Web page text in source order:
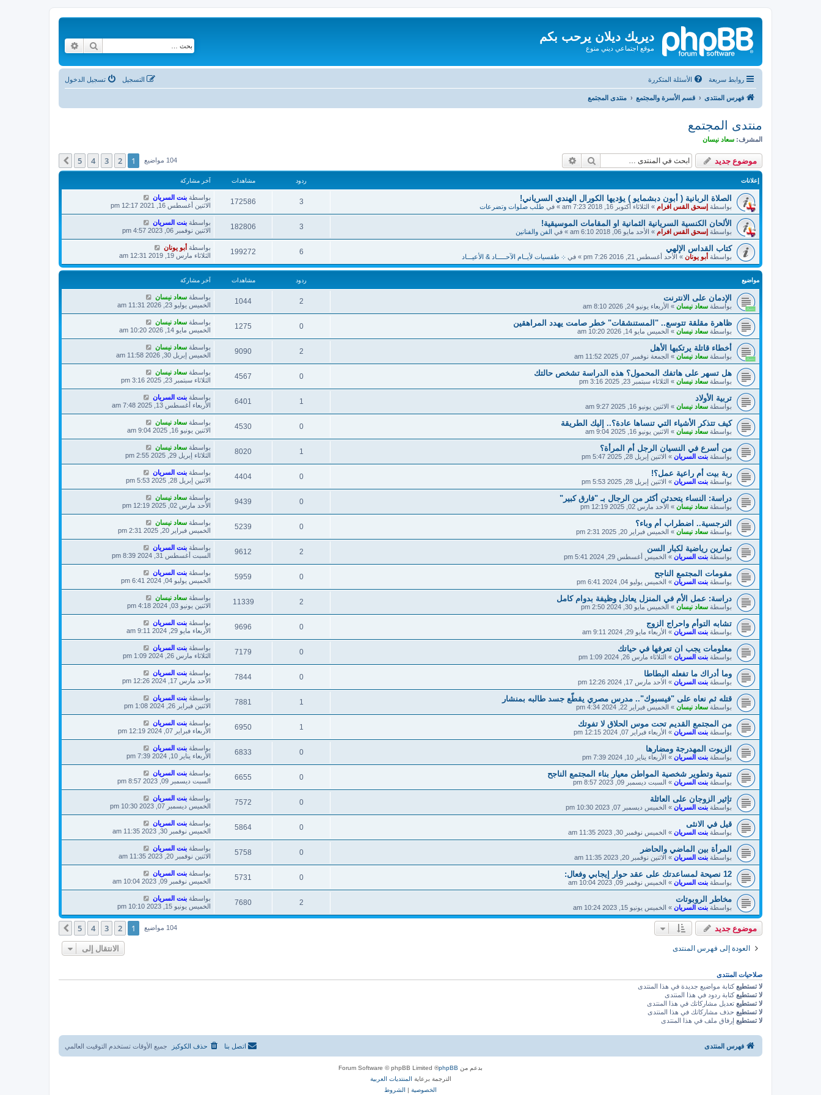
ديريك ديلان يرحب بكم
موقع اجتماعي ديني منوع بحث
روابط سريعة الأسئلة المتكررة تسجيل الدخول التسجيل
فهرس المنتدى قسم الأسرة والمجتمع منتدى المجتمع
منتدى المجتمع
المشرف: سعاد نيسان
موضوع جديد بحث 104 مواضيع 1
2
3
4
5 التالي
إعلانات ردود مشاهدات آخر مشاركة
الصلاة الربانية ( أبون دبشمايو ) يؤديها الكورال الهندي السرياني!
بواسطة إسحق القس افرام » الثلاثاء أكتوبر 16, 2018 7:23 am » في طلب صلوات وتضرعات
3
172586 بواسطة بنت السريان
الاثنين أغسطس 16, 2021 12:17 pm
الألحان الكنسية السريانية الثمانية او المقامات الموسيقية!
بواسطة إسحق القس افرام » الأحد مايو 06, 2018 6:10 am » في الفن والفنانين
3
182806 بواسطة بنت السريان
الاثنين نوفمبر 06, 2023 4:57 pm
كتاب القداس الإلهي
بواسطة أبو يونان » الأحد أغسطس 21, 2016 7:26 pm » في ܀ طقسيات لأيــام الآحـــــاد & الأعيـــاد
6
199272 بواسطة أبو يونان
الثلاثاء مارس 19, 2019 12:31 am
مواضيع ردود مشاهدات آخر مشاركة
الإدمان على الانترنت
بواسطة سعاد نيسان » الأربعاء يونيو 24, 2026 8:10 am
2
1044 بواسطة سعاد نيسان
الخميس يوليو 23, 2026 11:31 am
ظاهرة مقلقة تتوسع.. "المستنشقات" خطر صامت يهدد المراهقين
بواسطة سعاد نيسان » الخميس مايو 14, 2026 10:20 am
0
1275 بواسطة سعاد نيسان
الخميس مايو 14, 2026 10:20 am
أخطاء قاتلة يرتكبها الأهل
بواسطة سعاد نيسان » الجمعة نوفمبر 07, 2025 11:52 am
2
9090 بواسطة سعاد نيسان
الخميس إبريل 30, 2026 11:58 am
هل تسهر على هاتفك المحمول؟ هذه الدراسة تشخص حالتك
بواسطة سعاد نيسان » الثلاثاء سبتمبر 23, 2025 3:16 pm
0
4567 بواسطة سعاد نيسان
الثلاثاء سبتمبر 23, 2025 3:16 pm
تربية الأولاد
بواسطة سعاد نيسان » الاثنين يونيو 16, 2025 9:27 am
1
6401 بواسطة بنت السريان
الأربعاء أغسطس 13, 2025 7:48 am
كيف تتذكر الأشياء التي تنساها عادة؟.. إليك الطريقة
بواسطة سعاد نيسان » الاثنين يونيو 16, 2025 9:04 am
0
4530 بواسطة سعاد نيسان
الاثنين يونيو 16, 2025 9:04 am
من أسرع في النسيان الرجل أم المرأة؟
بواسطة بنت السريان » الاثنين إبريل 28, 2025 5:47 pm
1
8020 بواسطة سعاد نيسان
الثلاثاء إبريل 29, 2025 2:55 pm
ربة بيت أم راعية عمل؟!
بواسطة بنت السريان » الاثنين إبريل 28, 2025 5:53 pm
0
4404 بواسطة بنت السريان
الاثنين إبريل 28, 2025 5:53 pm
دراسة: النساء يتحدثن أكثر من الرجال بـ "فارق كبير"
بواسطة سعاد نيسان » الأحد مارس 02, 2025 12:19 pm
0
9439 بواسطة سعاد نيسان
الأحد مارس 02, 2025 12:19 pm
النرجسية.. اضطراب أم وباء؟
بواسطة سعاد نيسان » الخميس فبراير 20, 2025 2:31 pm
0
5239 بواسطة سعاد نيسان
الخميس فبراير 20, 2025 2:31 pm
تمارين رياضية لكبار السن
بواسطة بنت السريان » الخميس أغسطس 29, 2024 5:41 pm
2
9612 بواسطة بنت السريان
السبت أغسطس 31, 2024 8:39 pm
مقومات المجتمع الناجح
بواسطة بنت السريان » الخميس يوليو 04, 2024 6:41 pm
0
5959 بواسطة بنت السريان
الخميس يوليو 04, 2024 6:41 pm
دراسة: عمل الأم في المنزل يعادل وظيفة بدوام كامل
بواسطة سعاد نيسان » الخميس مايو 30, 2024 2:50 pm
2
11339 بواسطة سعاد نيسان
الاثنين يونيو 03, 2024 4:18 pm
تشابه التوأم واحراج الزوج
بواسطة بنت السريان » الأربعاء مايو 29, 2024 9:11 am
0
9696 بواسطة بنت السريان
الأربعاء مايو 29, 2024 9:11 am
معلومات يجب ان تعرفها في حياتك
بواسطة بنت السريان » الثلاثاء مارس 26, 2024 1:09 pm
0
7179 بواسطة بنت السريان
الثلاثاء مارس 26, 2024 1:09 pm
وما أدراك ما تفعله البطاطا
بواسطة بنت السريان » الأحد مارس 17, 2024 12:26 pm
0
7844 بواسطة بنت السريان
الأحد مارس 17, 2024 12:26 pm
قتله ثم نعاه على "فيسبوك".. مدرس مصري يقطّع جسد طالبه بمنشار
بواسطة سعاد نيسان » الخميس فبراير 22, 2024 4:34 pm
1
7881 بواسطة بنت السريان
الاثنين فبراير 26, 2024 1:08 pm
من المجتمع القديم تحت موس الحلاق لا تفوتك
بواسطة بنت السريان » الأربعاء فبراير 07, 2024 12:15 pm
1
6950 بواسطة بنت السريان
الأربعاء فبراير 07, 2024 12:19 pm
الزيوت المهدرجة ومضارها
بواسطة بنت السريان » الأربعاء يناير 10, 2024 7:39 pm
0
6833 بواسطة بنت السريان
الأربعاء يناير 10, 2024 7:39 pm
تنمية وتطوير شخصية المواطن معيار بناء المجتمع الناجح
بواسطة بنت السريان » السبت ديسمبر 09, 2023 8:57 pm
0
6655 بواسطة بنت السريان
السبت ديسمبر 09, 2023 8:57 pm
تإثير الزوجان على العائلة
بواسطة بنت السريان » الخميس ديسمبر 07, 2023 10:30 pm
0
7572 بواسطة بنت السريان
الخميس ديسمبر 07, 2023 10:30 pm
قيل في الانثى
بواسطة بنت السريان » الخميس نوفمبر 30, 2023 11:35 am
0
5864 بواسطة بنت السريان
الخميس نوفمبر 30, 2023 11:35 am
المرأة بين الماضي والحاضر
بواسطة بنت السريان » الاثنين نوفمبر 20, 2023 11:35 am
0
5758 بواسطة بنت السريان
الاثنين نوفمبر 20, 2023 11:35 am
12 نصيحة لمساعدتك على عقد حوار إيجابي وفعال:
بواسطة بنت السريان » الخميس نوفمبر 09, 2023 10:04 am
0
5731 بواسطة بنت السريان
الخميس نوفمبر 09, 2023 10:04 am
مخاطر الروبوتات
بواسطة بنت السريان » الخميس يونيو 15, 2023 10:24 am
2
7680 بواسطة بنت السريان
الخميس يونيو 15, 2023 10:10 pm
موضوع جديد 104 مواضيع 1
2
3
4
5 التالي
العودة إلى فهرس المنتدى الانتقال إلى
صلاحيات المنتدى
لا تستطيع كتابة مواضيع جديدة في هذا المنتدى
لا تستطيع كتابة ردود في هذا المنتدى
لا تستطيع تعديل مشاركاتك في هذا المنتدى
لا تستطيع حذف مشاركاتك في هذا المنتدى
لا تستطيع إرفاق ملف في هذا المنتدى
فهرس المنتدى جميع الأوقات تستخدم التوقيت العالمي حذف الكوكيز اتصل بنا
بدعم من phpBB
® Forum Software © phpBB Limited
الترجمة برعاية المنتديات العربية
الخصوصية | الشروط